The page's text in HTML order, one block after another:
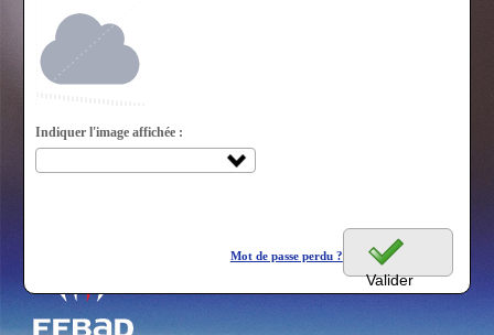
Indiquer l'image affichée :
Mot de passe perdu ?
Valider